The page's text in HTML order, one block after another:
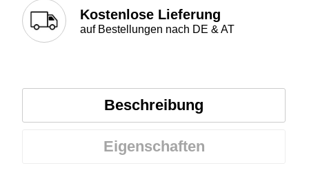
Kostenlose Lieferung
auf Bestellungen nach DE & AT
Beschreibung
Eigenschaften